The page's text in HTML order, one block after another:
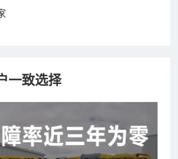
一致选择
士 咨询了报价 7分钟前